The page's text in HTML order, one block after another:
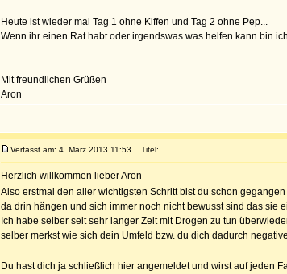
Heute ist wieder mal Tag 1 ohne Kiffen und Tag 2 ohne Pep...
Wenn ihr einen Rat habt oder irgendswas was helfen kann bin
Mit freundlichen Grüßen
Aron
Verfasst am: 4. März 2013 11:53 Titel:
Herzlich willkommen lieber Aron
Also erstmal den aller wichtigsten Schritt bist du schon
da drin hängen und sich immer noch nicht bewusst sind das sie
Ich habe selber seit sehr langer Zeit mit Drogen zu tun
selber merkst wie sich dein Umfeld bzw. du dich dadurch
Du hast dich ja schließlich hier angemeldet und wirst auf jeden